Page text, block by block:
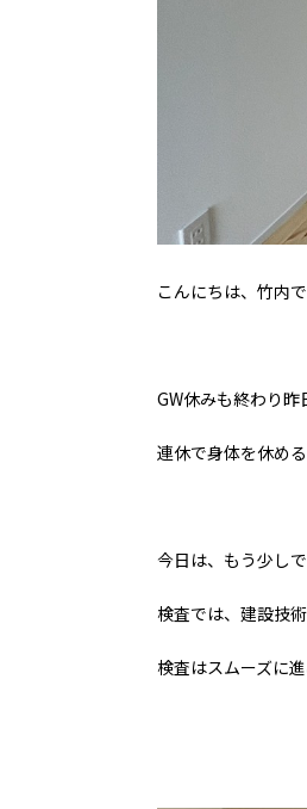
こんにちは、竹内で
GW休みも終わり昨
連休で身体を休め
今日は、もう少し
検査では、建設技
検査はスムーズに